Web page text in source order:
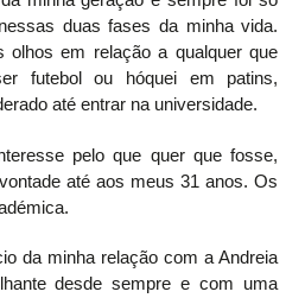
duas fases da minha vida.
olhos em relação a qualquer que
futebol ou hóquei em patins,
até entrar na universidade.
pelo que quer que fosse,
até aos meus 31 anos. Os
da minha relação com a Andreia
desde sempre e com uma